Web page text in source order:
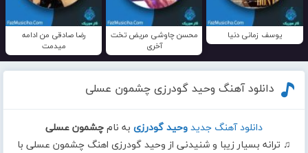
یوسف زمانی دنیا
محسن چاوشی مریض تخت
آخری
رضا صادقی من ادامه
میدمت
دانلود آهنگ وحید گودرزی چشمون عسلی
دانلود آهنگ جدید وحید گودرزی به نام چشمون عسلی
♫ ترانه بسیار زیبا و شنیدنی از وحید گودرزی اهنگ چشمون عسلی با